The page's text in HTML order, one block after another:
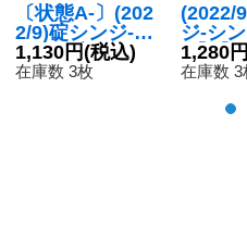
〔状態A-〕(202
2/9)碇シンジ-シ
ンクロ率∞-
【X】{CB23-X0
1,130円(税込)
在庫数 3枚
(2022/
ジ-シ
-【X】
05}《紫
1,280円
在庫数 3